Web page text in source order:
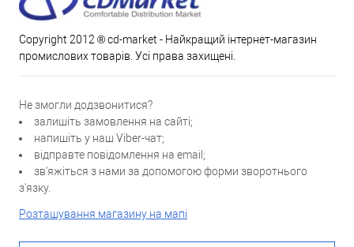
Copyright 2012 ® cd-market - Найкращий інтернет-магазин
промислових товарів. Усі права захищені.
Не змогли додзвонитися?
залишіть замовлення на сайті;
напишіть у наш Viber-чат;
відправте повідомлення на email;
зв'яжіться з нами за допомогою форми зворотнього
з'язку.
Розташування магазину на мапі